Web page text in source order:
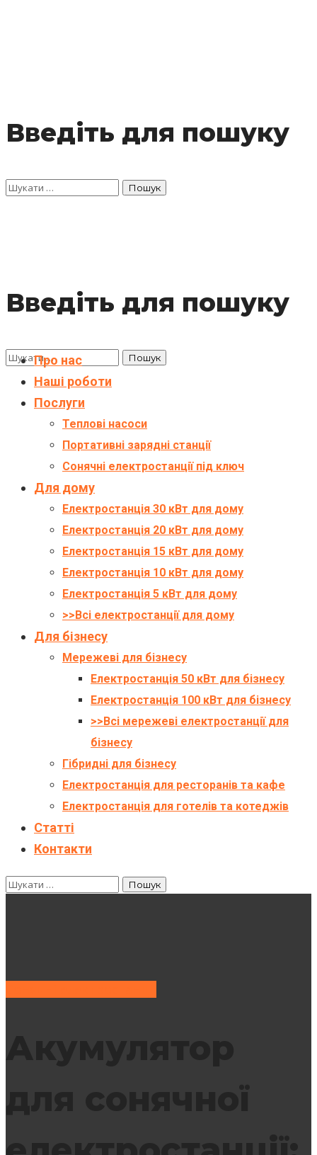
Введіть для пошуку
Введіть для пошуку
Про нас
Наші роботи
Послуги
Теплові насоси
Портативні зарядні станції
Сонячні електростанції під ключ
Для дому
Електростанція 30 кВт для дому
Електростанція 20 кВт для дому
Електростанція 15 кВт для дому
Електростанція 10 кВт для дому
Електростанція 5 кВт для дому
>>Всі електростанції для дому
Для бізнесу
Мережеві для бізнесу
Електростанція 50 кВт для бізнесу
Електростанція 100 кВт для бізнесу
>>Всі мережеві електростанції для
бізнесу
Гібридні для бізнесу
Електростанція для ресторанів та кафе
Електростанція для готелів та котеджів
Статті
Контакти